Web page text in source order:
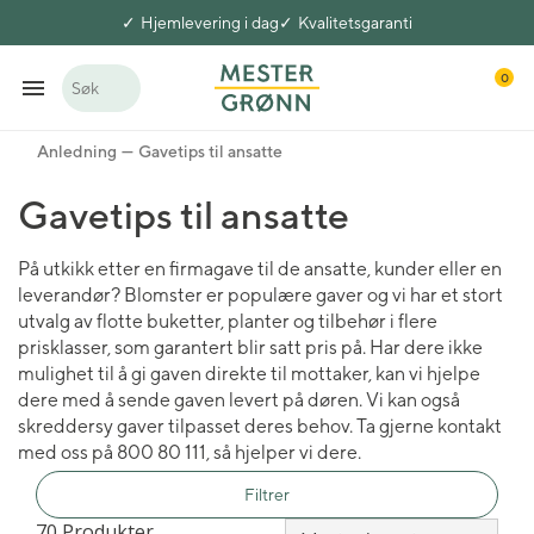
Hjemlevering i dag Kvalitetsgaranti
Søk
0
Anledning Gavetips til ansatte
Gavetips til ansatte
På utkikk etter en firmagave til de ansatte, kunder eller en
leverandør? Blomster er populære gaver og vi har et stort
utvalg av flotte buketter, planter og tilbehør i flere
prisklasser, som garantert blir satt pris på. Har dere ikke
mulighet til å gi gaven direkte til mottaker, kan vi hjelpe
dere med å sende gaven levert på døren. Vi kan også
skreddersy gaver tilpasset deres behov. Ta gjerne kontakt
med oss på 800 80 111, så hjelper vi dere.
Filtrer